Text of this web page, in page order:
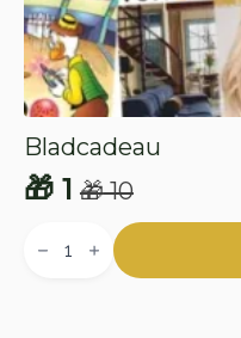
Bladcadeau
🎁10
prijs
🎁 1
Huidige
prijs
Bladcadeau
aantal